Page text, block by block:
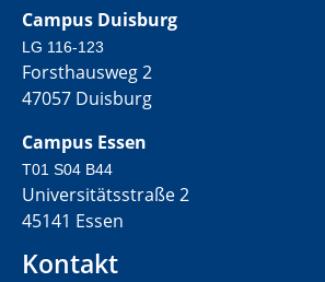
Campus Duisburg
LG 116-123
Forsthausweg 2
47057 Duisburg
Campus Essen
T01 S04 B44
Universitätsstraße 2
45141 Essen
Kontakt